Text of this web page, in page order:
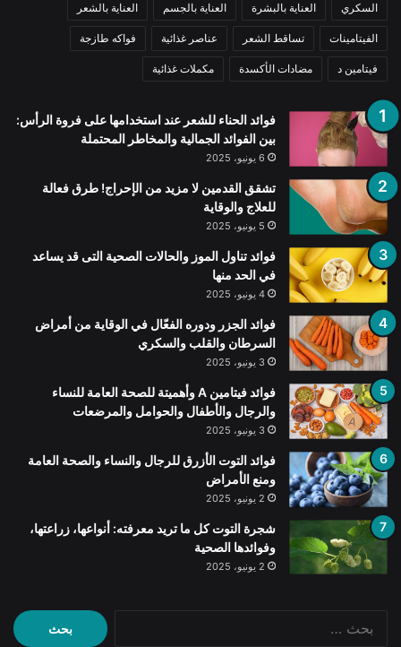
السكري العناية بالبشرة العناية بالجسم العناية بالشعر
الفيتامينات تساقط الشعر عناصر غذائية فواكه طازجة
فيتامين د مضادات الأكسدة مكملات غذائية
فوائد الحناء للشعر عند استخدامها على فروة الرأس:
بين الفوائد الجمالية والمخاطر المحتملة
6 يونيو، 2025
تشقق القدمين لا مزيد من الإحراج! طرق فعالة
للعلاج والوقاية
5 يونيو، 2025
فوائد تناول الموز والحالات الصحية التى قد يساعد
في الحد منها
4 يونيو، 2025
فوائد الجزر ودوره الفعّال في الوقاية من أمراض
السرطان والقلب والسكري
3 يونيو، 2025
فوائد فيتامين A وأهميتة للصحة العامة للنساء
والرجال والأطفال والحوامل والمرضعات
3 يونيو، 2025
فوائد التوت الأزرق للرجال والنساء والصحة العامة
ومنع الأمراض
2 يونيو، 2025
شجرة التوت كل ما تريد معرفته: أنواعها، زراعتها،
وفوائدها الصحية
2 يونيو، 2025
البحث
عن: